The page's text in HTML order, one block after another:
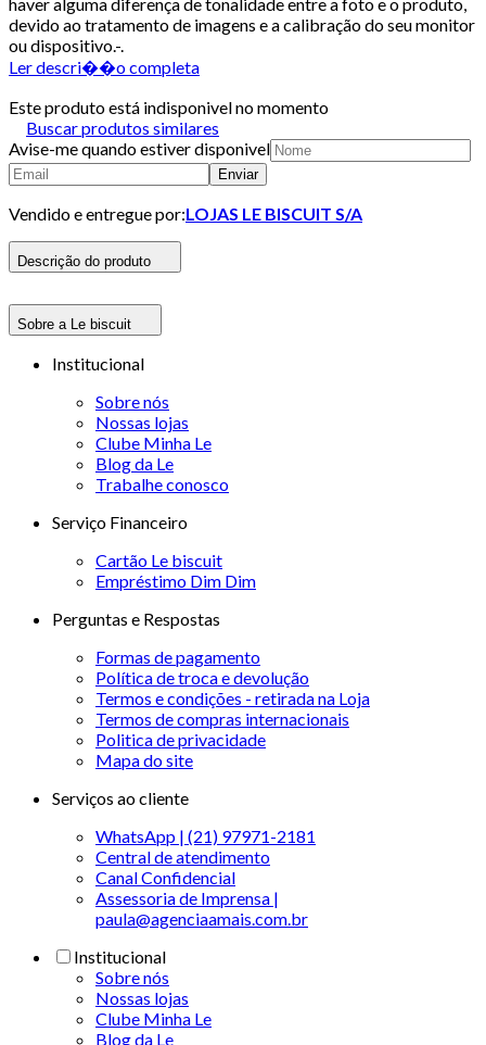
devido ao tratamento de imagens e a calibração do seu monitor
ou dispositivo.-.
Ler descri��o completa
Este produto está indisponivel no momento
Buscar produtos similares
Avise-me quando estiver disponivel
Enviar
Vendido e entregue por:LOJAS LE BISCUIT S/A
Descrição do produto
Sobre a Le biscuit
Institucional
Sobre nós
Nossas lojas
Clube Minha Le
Blog da Le
Trabalhe conosco
Serviço Financeiro
Cartão Le biscuit
Empréstimo Dim Dim
Perguntas e Respostas
Formas de pagamento
Política de troca e devolução
Termos e condições - retirada na Loja
Termos de compras internacionais
Politica de privacidade
Mapa do site
Serviços ao cliente
WhatsApp | (21) 97971-2181
Central de atendimento
Canal Confidencial
Assessoria de Imprensa |
paula@agenciaamais.com.br
Institucional
Sobre nós
Nossas lojas
Clube Minha Le
Blog da Le